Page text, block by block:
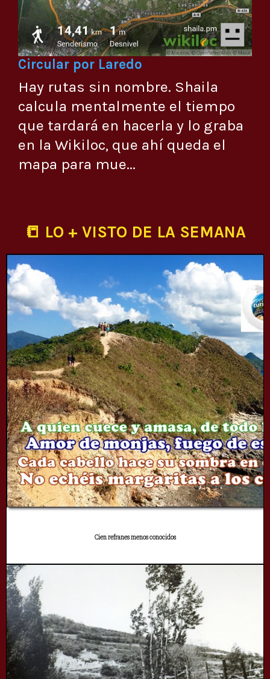
Circular por Laredo
Hay rutas sin nombre. Shaila
calcula mentalmente el tiempo
que tardará en hacerla y lo graba
en la Wikiloc, que ahí queda el
mapa para mue...
📒 LO + VISTO DE LA SEMANA
Cien refranes menos conocidos